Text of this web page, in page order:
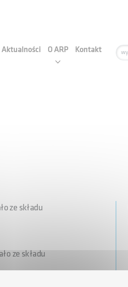
Aktualności O ARP Kontakt
ze składu
ze składu